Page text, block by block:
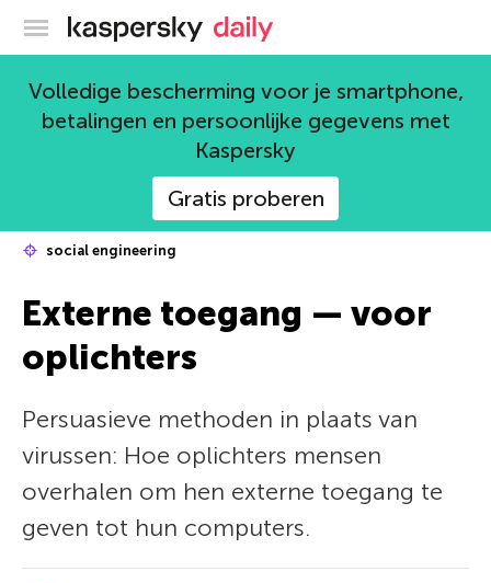
Kaspersky official blog
Volledige bescherming voor je smartphone,
betalingen en persoonlijke gegevens met
Kaspersky
Gratis proberen
social engineering
Externe toegang — voor
oplichters
Persuasieve methoden in plaats van
virussen: Hoe oplichters mensen
overhalen om hen externe toegang te
geven tot hun computers.